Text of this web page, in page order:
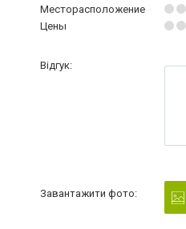
Месторасположение
Цены
Відгук:
Завантажити фото: